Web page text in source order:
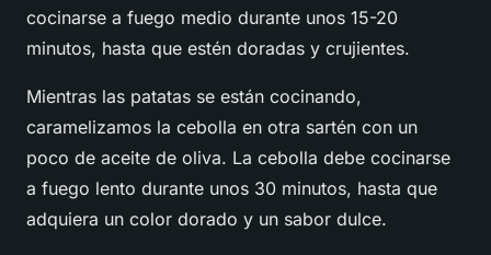
cocinarse a fuego medio durante unos 15-20
minutos, hasta que estén doradas y crujientes.
Mientras las patatas se están cocinando,
caramelizamos la cebolla en otra sartén con un
poco de aceite de oliva. La cebolla debe cocinarse
a fuego lento durante unos 30 minutos, hasta que
adquiera un color dorado y un sabor dulce.